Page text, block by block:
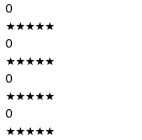
0
★★★★★
0
★★★★★
0
★★★★★
0
★★★★★